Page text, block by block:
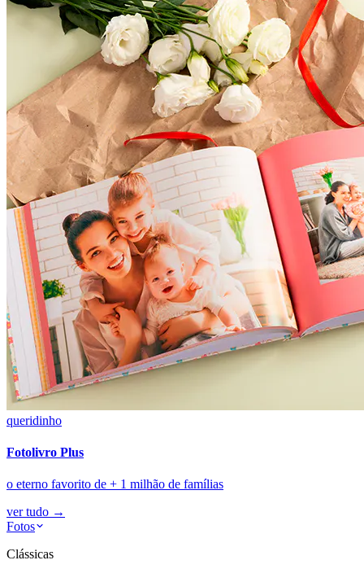
queridinho
Fotolivro Plus
o eterno favorito de + 1 milhão de famílias
ver tudo →
Fotos
Clássicas